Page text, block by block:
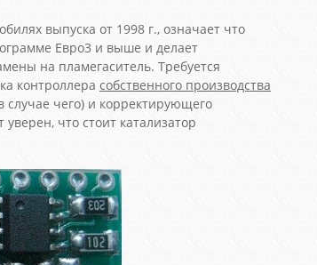
выпуска от 1998 г., означает что
Евро3 и выше и делает
на пламегаситель. Требуется
контроллера собственного производства
случае чего) и корректирующего
что стоит катализатор